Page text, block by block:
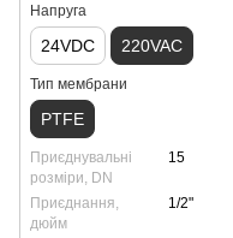
Напруга
24VDC 220VAC
Тип мембрани
PTFE
Приєднувальні
розміри, DN
15
Приєднання,
дюйм
1/2"